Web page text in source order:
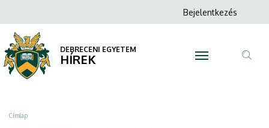
2025
|
DEBRECENI
EGYETEM
a
tartalomra
Anonim
menüje
Bejelentkezés
DEBRECENI EGYETEM
HÍREK
Morzsa
Címlap